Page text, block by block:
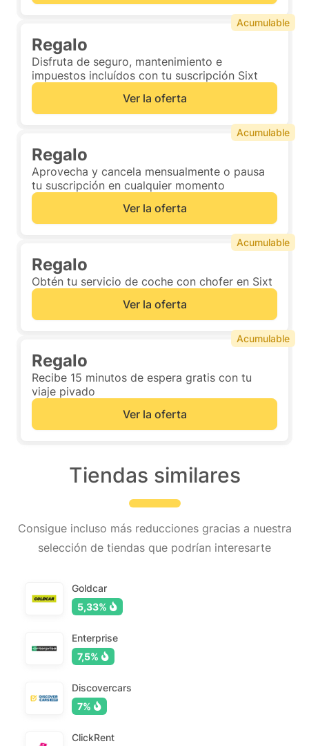
Regalo
Disfruta de seguro, mantenimiento e
impuestos incluídos con tu suscripción Sixt
Ver la oferta
Acumulable
Regalo
Aprovecha y cancela mensualmente o pausa
tu suscripción en cualquier momento
Ver la oferta
Acumulable
Regalo
Obtén tu servicio de coche con chofer en Sixt
Ver la oferta
Acumulable
Regalo
Recibe 15 minutos de espera gratis con tu
viaje pivado
Ver la oferta
Acumulable
Tiendas similares
Consigue incluso más reducciones gracias a nuestra
selección de tiendas que podrían interesarte
Goldcar
5,33%
Enterprise
7,5%
Discovercars
7%
ClickRent